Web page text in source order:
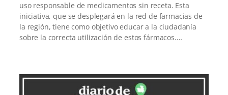
uso responsable de medicamentos sin receta. Esta
iniciativa, que se desplegará en la red de farmacias de
la región, tiene como objetivo educar a la ciudadanía
sobre la correcta utilización de estos fármacos.…